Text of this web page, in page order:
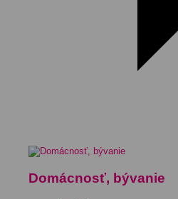
Domácnosť, bývanie